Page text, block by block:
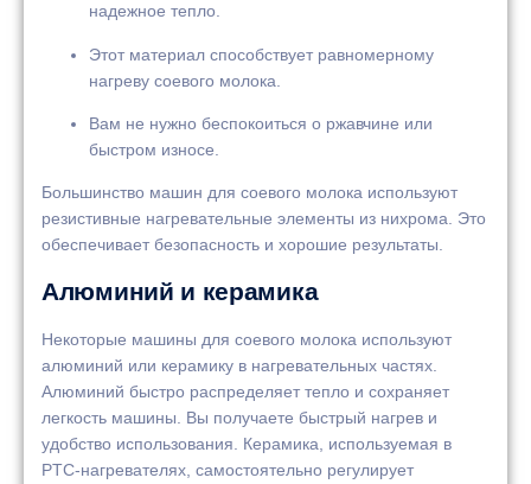
надежное тепло.
Этот материал способствует равномерному
нагреву соевого молока.
Вам не нужно беспокоиться о ржавчине или
быстром износе.
Большинство машин для соевого молока используют
резистивные нагревательные элементы из нихрома. Это
обеспечивает безопасность и хорошие результаты.
Алюминий и керамика
Некоторые машины для соевого молока используют
алюминий или керамику в нагревательных частях.
Алюминий быстро распределяет тепло и сохраняет
легкость машины. Вы получаете быстрый нагрев и
удобство использования. Керамика, используемая в
PTC-нагревателях, самостоятельно регулирует